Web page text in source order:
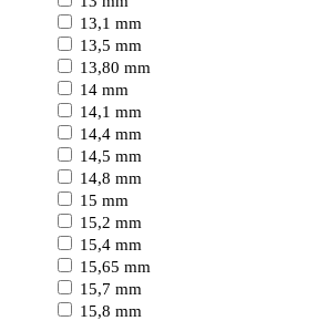
13,1 mm
13,5 mm
13,80 mm
14 mm
14,1 mm
14,4 mm
14,5 mm
14,8 mm
15 mm
15,2 mm
15,4 mm
15,65 mm
15,7 mm
15,8 mm